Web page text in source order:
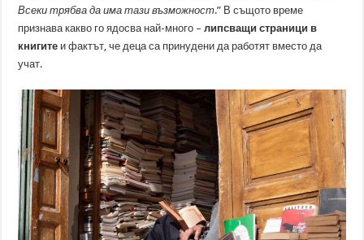
Всеки трябва да има тази възможност.” В същото време
признава какво го ядосва най-много –липсващи страници в
книгите и фактът, че деца са принудени да работят вместо да
учат.